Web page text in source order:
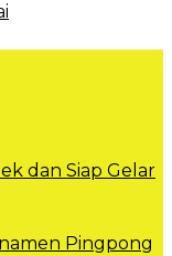
dan Siap Gelar
Pingpong